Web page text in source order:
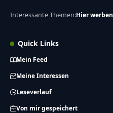
Interessante Themen:Hier werben
Quick Links
Mein Feed
Meine Interessen
Leseverlauf
Von mir gespeichert